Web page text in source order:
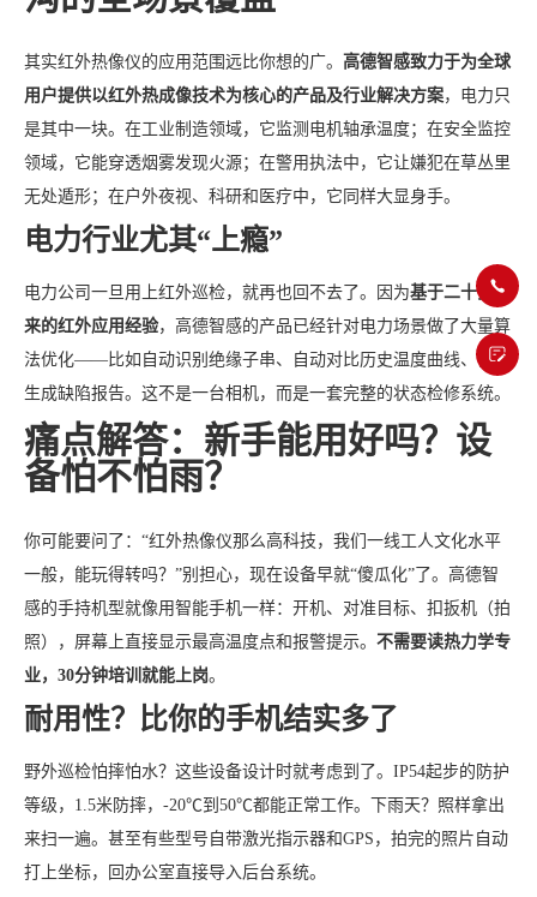
其实红外热像仪的应用范围远比你想的广。 高德智感致力于为全球
用户提供以红外热成像技术为核心的产品及行业解决方案，电力只
是其中一块。在工业制造领域，它监测电机轴承温度；在安全监控
领域，它能穿透烟雾发现火源；在警用执法中，它让嫌犯在草丛里
无处遁形；在户外夜视、科研和医疗中，它同样大显身手。
电力行业尤其“上瘾”
电力公司一旦用上红外巡检，就再也回不去了。因为基于二十多年
来的红外应用经验，高德智感的产品已经针对电力场景做了大量算
法优化——比如自动识别绝缘子串、自动对比历史温度曲线、自动
生成缺陷报告。这不是一台相机，而是一套完整的状态检修系统。
痛点解答：新手能用好吗？设
备怕不怕雨？
你可能要问了：“红外热像仪那么高科技，我们一线工人文化水平
一般，能玩得转吗？”别担心，现在设备早就“傻瓜化”了。高德智
感的手持机型就像用智能手机一样：开机、对准目标、扣扳机（拍
照），屏幕上直接显示最高温度点和报警提示。 不需要读热力学专
业，30分钟培训就能上岗。
耐用性？比你的手机结实多了
野外巡检怕摔怕水？这些设备设计时就考虑到了。IP54起步的防护
等级，1.5米防摔，-20℃到50℃都能正常工作。下雨天？照样拿出
来扫一遍。甚至有些型号自带激光指示器和GPS，拍完的照片自动
打上坐标，回办公室直接导入后台系统。